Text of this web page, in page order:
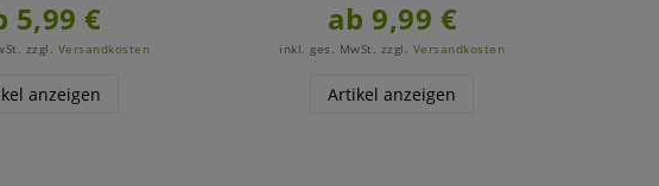
5,99 €
zzgl. Versandkosten
anzeigen
ab 9,99 €
inkl. ges. MwSt. zzgl. Versandkosten
Artikel anzeigen